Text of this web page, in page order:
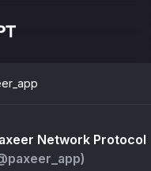
Network Protocol
paxeer_app)